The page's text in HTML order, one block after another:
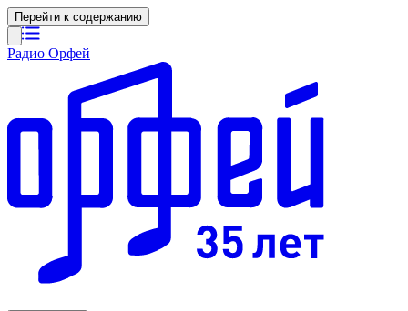
Перейти к содержанию
Радио Орфей